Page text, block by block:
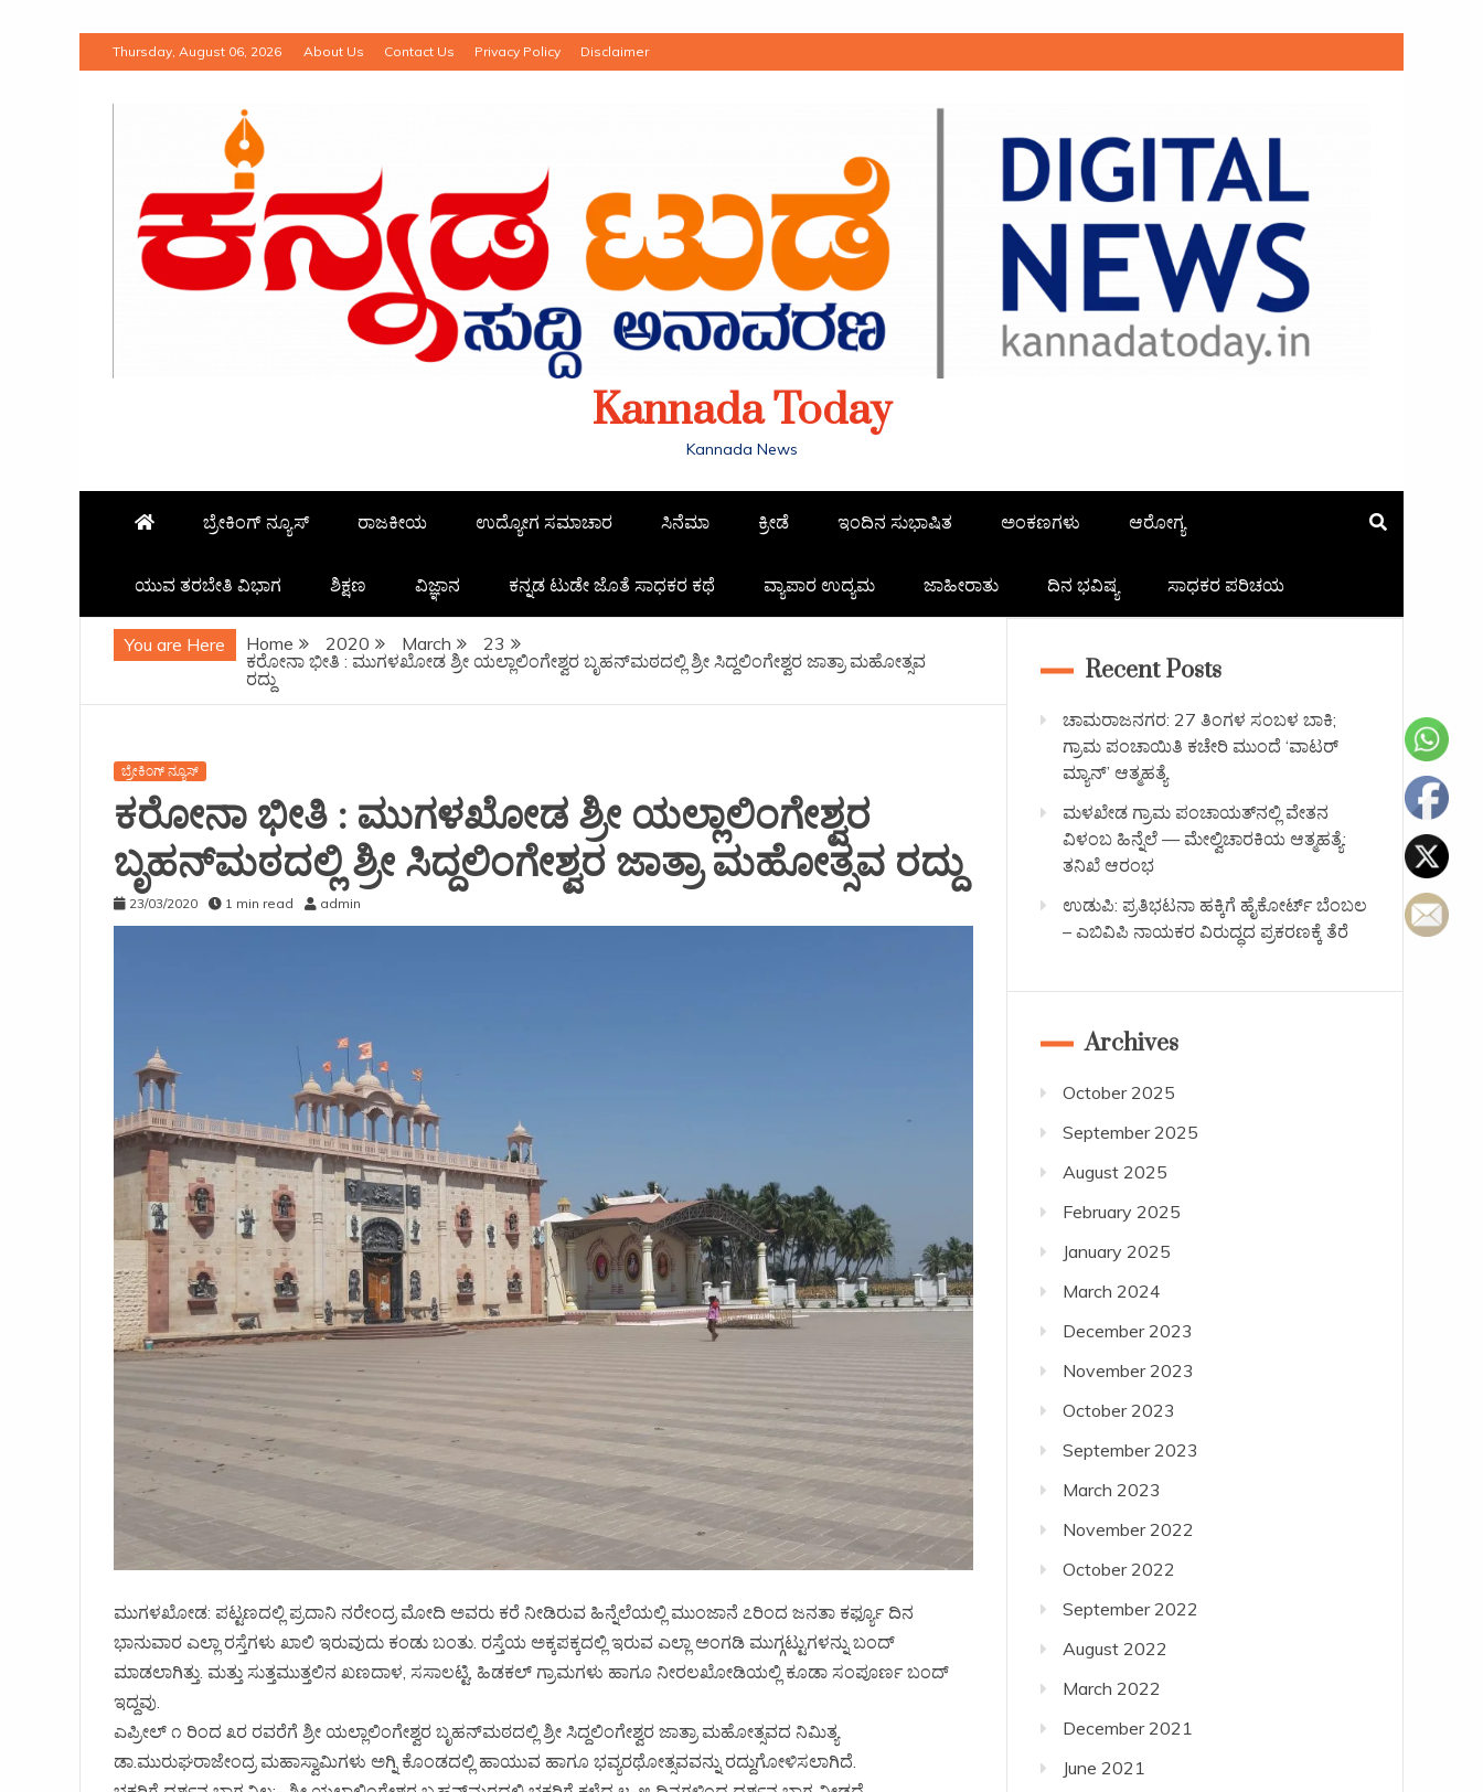
Thursday, August 06, 2026 About Us Contact Us Privacy Policy Disclaimer
Kannada Today
Kannada News
ಬ್ರೇಕಿಂಗ್ ನ್ಯೂಸ್ ರಾಜಕೀಯ ಉದ್ಯೋಗ ಸಮಾಚಾರ ಸಿನೆಮಾ ಕ್ರೀಡೆ ಇಂದಿನ ಸುಭಾಷಿತ ಅಂಕಣಗಳು ಆರೋಗ್ಯ
ಯುವ ತರಬೇತಿ ವಿಭಾಗ ಶಿಕ್ಷಣ ವಿಜ್ಞಾನ ಕನ್ನಡ ಟುಡೇ ಜೊತೆ ಸಾಧಕರ ಕಥೆ ವ್ಯಾಪಾರ ಉದ್ಯಮ ಜಾಹೀರಾತು ದಿನ ಭವಿಷ್ಯ ಸಾಧಕರ ಪರಿಚಯ
You are Here Home 2020 March
23
ಕರೋನಾ ಭೀತಿ : ಮುಗಳಖೋಡ ಶ್ರೀ ಯಲ್ಲಾಲಿಂಗೇಶ್ವರ ಬೃಹನ್‌ಮಠದಲ್ಲಿ ಶ್ರೀ ಸಿದ್ದಲಿಂಗೇಶ್ವರ ಜಾತ್ರಾ ಮಹೋತ್ಸವ
ರದ್ದು
ಬ್ರೇಕಿಂಗ್ ನ್ಯೂಸ್
ಕರೋನಾ ಭೀತಿ : ಮುಗಳಖೋಡ ಶ್ರೀ ಯಲ್ಲಾಲಿಂಗೇಶ್ವರ
ಬೃಹನ್‌ಮಠದಲ್ಲಿ ಶ್ರೀ ಸಿದ್ದಲಿಂಗೇಶ್ವರ ಜಾತ್ರಾ ಮಹೋತ್ಸವ ರದ್ದು
23/03/2020 1 min read admin
ಮುಗಳಖೋಡ: ಪಟ್ಟಣದಲ್ಲಿ ಪ್ರದಾನಿ ನರೇಂದ್ರ ಮೋದಿ ಅವರು ಕರೆ ನೀಡಿರುವ ಹಿನ್ನೆಲೆಯಲ್ಲಿ ಮುಂಜಾನೆ ೭ರಿಂದ ಜನತಾ ಕರ್ಫ್ಯೂ ದಿನ
ಭಾನುವಾರ ಎಲ್ಲಾ ರಸ್ತೆಗಳು ಖಾಲಿ ಇರುವುದು ಕಂಡು ಬಂತು. ರಸ್ತೆಯ ಅಕ್ಕಪಕ್ಕದಲ್ಲಿ ಇರುವ ಎಲ್ಲಾ ಅಂಗಡಿ ಮುಗ್ಗಟ್ಟುಗಳನ್ನು ಬಂದ್
ಮಾಡಲಾಗಿತ್ತು. ಮತ್ತು ಸುತ್ತಮುತ್ತಲಿನ ಖಣದಾಳ, ಸಸಾಲಟ್ಟಿ, ಹಿಡಕಲ್ ಗ್ರಾಮಗಳು ಹಾಗೂ ನೀರಲಖೋಡಿಯಲ್ಲಿ ಕೂಡಾ ಸಂಪೂರ್ಣ ಬಂದ್
ಇದ್ದವು.
ಎಪ್ರೀಲ್ ೧ ರಿಂದ ೩ರ ರವರೆಗೆ ಶ್ರೀ ಯಲ್ಲಾಲಿಂಗೇಶ್ವರ ಬೃಹನ್‌ಮಠದಲ್ಲಿ ಶ್ರೀ ಸಿದ್ದಲಿಂಗೇಶ್ವರ ಜಾತ್ರಾ ಮಹೋತ್ಸವದ ನಿಮಿತ್ಯ
ಡಾ.ಮುರುಘರಾಜೇಂದ್ರ ಮಹಾಸ್ವಾಮಿಗಳು ಅಗ್ನಿ ಕೊಂಡದಲ್ಲಿ ಹಾಯುವ ಹಾಗೂ ಭವ್ಯರಥೋತ್ಸವವನ್ನು ರದ್ದುಗೋಳಿಸಲಾಗಿದೆ.
Recent Posts
ಚಾಮರಾಜನಗರ: 27 ತಿಂಗಳ ಸಂಬಳ ಬಾಕಿ;
ಗ್ರಾಮ ಪಂಚಾಯಿತಿ ಕಚೇರಿ ಮುಂದೆ ‘ವಾಟರ್
ಮ್ಯಾನ್’ ಆತ್ಮಹತ್ಯೆ
ಮಳಖೇಡ ಗ್ರಾಮ ಪಂಚಾಯತ್‌ನಲ್ಲಿ ವೇತನ
ವಿಳಂಬ ಹಿನ್ನೆಲೆ — ಮೇಲ್ವಿಚಾರಕಿಯ ಆತ್ಮಹತ್ಯೆ:
ತನಿಖೆ ಆರಂಭ
ಉಡುಪಿ: ಪ್ರತಿಭಟನಾ ಹಕ್ಕಿಗೆ ಹೈಕೋರ್ಟ್ ಬೆಂಬಲ
– ಎಬಿವಿಪಿ ನಾಯಕರ ವಿರುದ್ಧದ ಪ್ರಕರಣಕ್ಕೆ ತೆರೆ
Archives
October 2025
September 2025
August 2025
February 2025
January 2025
March 2024
December 2023
November 2023
October 2023
September 2023
March 2023
November 2022
October 2022
September 2022
August 2022
March 2022
December 2021
June 2021